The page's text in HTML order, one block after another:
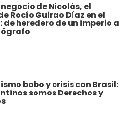
negocio de Nicolás, el
Rocío Guirao Díaz en el
de heredero de un imperio a
bobo y crisis con Brasil:
somos Derechos y